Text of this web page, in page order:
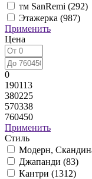
тм SanRemi (292)
Этажерка (987)
Применить
Цена
0
190113
380225
570338
760450
Применить
Стиль
Модерн,
Джапанди (83)
Кантри (1312)